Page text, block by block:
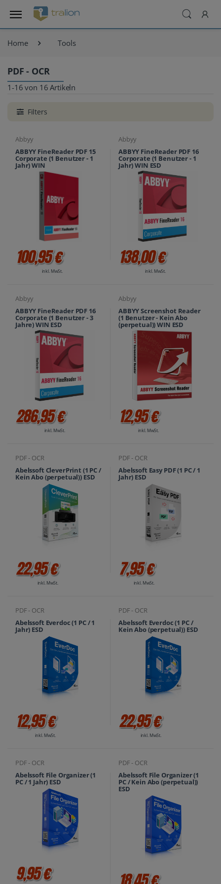
Home Tools
PDF - OCR
1-16 von 16 Artikeln
Filters
Abbyy
ABBYY FineReader PDF 15
Corporate (1 Benutzer - 1
Jahr) WIN
100,95 €
inkl. MwSt.
Abbyy
ABBYY FineReader PDF 16
Corporate (1 Benutzer - 1
Jahr) WIN ESD
138,00 €
inkl. MwSt.
Abbyy
ABBYY FineReader PDF 16
Corporate (1 Benutzer - 3
Jahre) WIN ESD
286,95 €
inkl. MwSt.
Abbyy
ABBYY Screenshot Reader
(1 Benutzer - Kein Abo
(perpetual)) WIN ESD
12,95 €
inkl. MwSt.
PDF - OCR
Abelssoft CleverPrint (1 PC /
Kein Abo (perpetual)) ESD
22,95 €
inkl. MwSt.
PDF - OCR
Abelssoft Easy PDF (1 PC / 1
Jahr) ESD
7,95 €
inkl. MwSt.
PDF - OCR
Abelssoft Everdoc (1 PC / 1
Jahr) ESD
12,95 €
inkl. MwSt.
PDF - OCR
Abelssoft Everdoc (1 PC /
Kein Abo (perpetual)) ESD
22,95 €
inkl. MwSt.
PDF - OCR
Abelssoft File Organizer (1
PC / 1 Jahr) ESD
9,95 €
PDF - OCR
Abelssoft File Organizer (1
PC / Kein Abo (perpetual))
ESD